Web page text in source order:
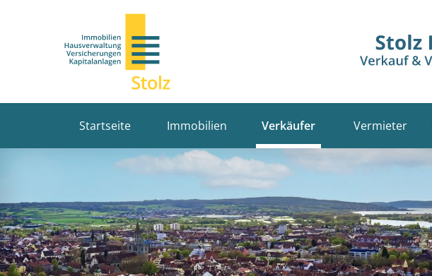
Startseite Immobilien Verkäufer Vermieter